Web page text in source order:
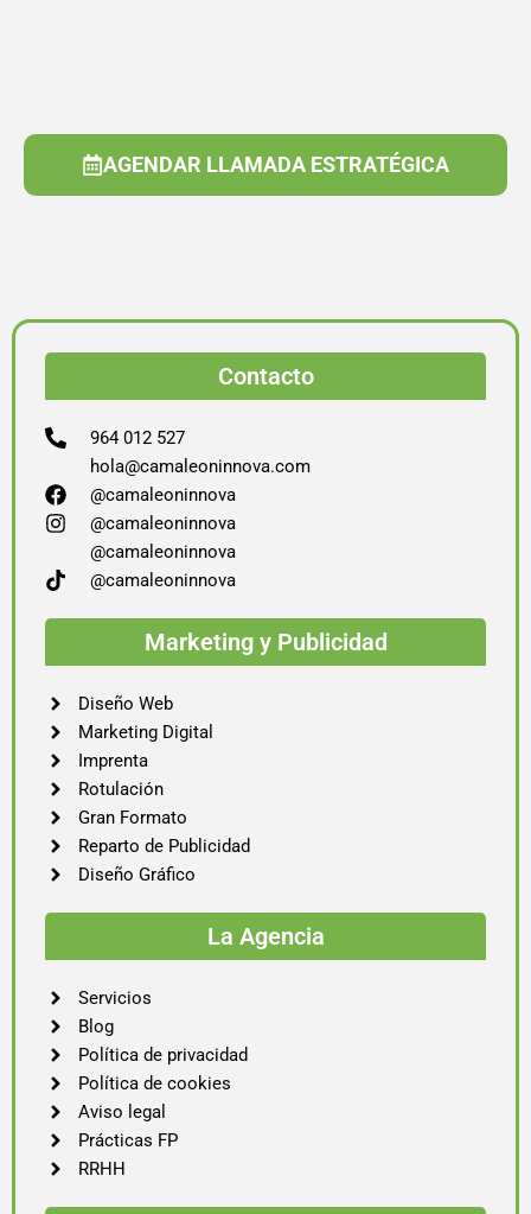
AGENDAR LLAMADA ESTRATÉGICA
Contacto
964 012 527
hola@camaleoninnova.com
@camaleoninnova
@camaleoninnova
@camaleoninnova
@camaleoninnova
Marketing y Publicidad
Diseño Web
Marketing Digital
Imprenta
Rotulación
Gran Formato
Reparto de Publicidad
Diseño Gráfico
La Agencia
Servicios
Blog
Política de privacidad
Política de cookies
Aviso legal
Prácticas FP
RRHH